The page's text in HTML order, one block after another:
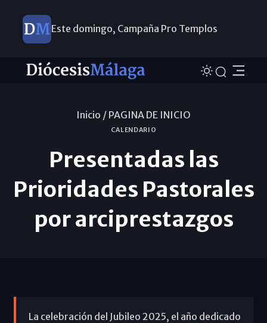
Este domingo, Campaña Pro Templos
Inicio / PAGINA DE INICIO
CALENDARIO
Presentadas las
Prioridades Pastorales
por arciprestazgos
La celebración del Jubileo 2025, el año dedicado